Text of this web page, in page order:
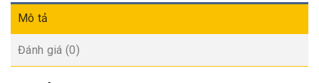
Mô tả
Đánh giá (0)